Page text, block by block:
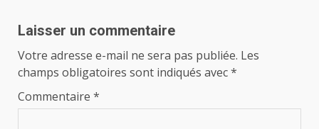
Laisser un commentaire
Votre adresse e-mail ne sera pas publiée. Les
champs obligatoires sont indiqués avec*
Commentaire *